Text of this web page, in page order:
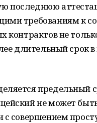
последнюю
требованиям к
контрактов не
длительный срок
предельный
не может
с совершением